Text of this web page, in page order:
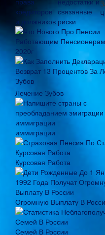
Лечение Зубов
иммиграции
Курсовая Работа
Огромную Выплату В
Семей В России